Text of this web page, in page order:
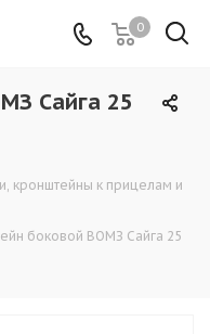
0
Сайга 25
кронштейны к прицелам и
боковой ВОМЗ Сайга 25